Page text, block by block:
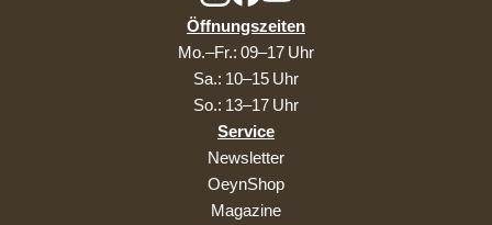
Öffnungszeiten
Mo.–Fr.: 09–17 Uhr
Sa.: 10–15 Uhr
So.: 13–17 Uhr
Service
Newsletter
OeynShop
Magazine